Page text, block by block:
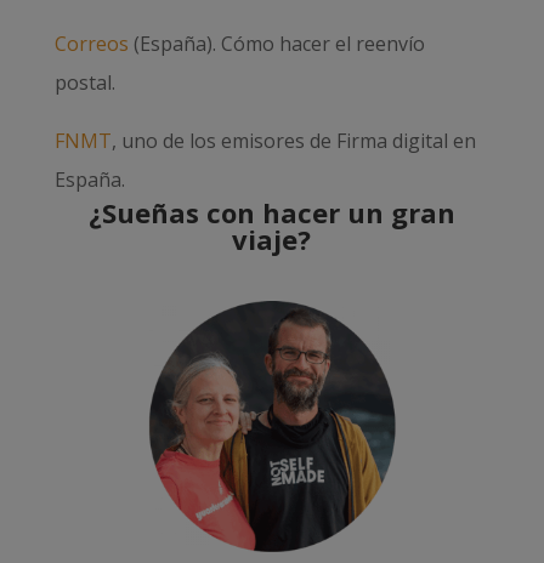
Correos (España). Cómo hacer el reenvío
postal.
FNMT, uno de los emisores de Firma digital en
España.
¿Sueñas con hacer un gran
viaje?